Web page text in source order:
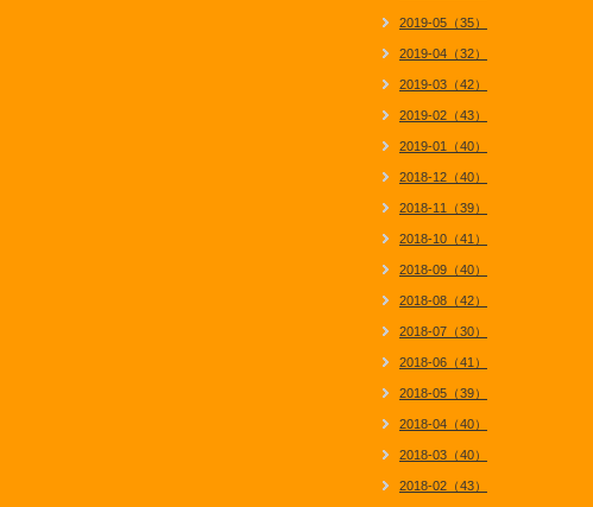
2019-05（35）
2019-04（32）
2019-03（42）
2019-02（43）
2019-01（40）
2018-12（40）
2018-11（39）
2018-10（41）
2018-09（40）
2018-08（42）
2018-07（30）
2018-06（41）
2018-05（39）
2018-04（40）
2018-03（40）
2018-02（43）